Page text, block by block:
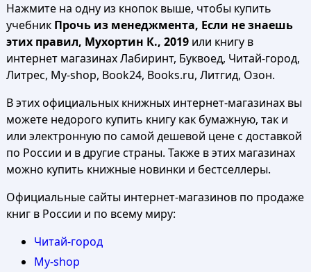
Нажмите на одну из кнопок выше, чтобы купить
учебник Прочь из менеджмента, Если не знаешь
этих правил, Мухортин К., 2019или книгу в
интернет магазинах Лабиринт, Буквоед, Читай-город,
Литрес, My-shop, Book24, Books.ru, Литгид, Озон.
В этих официальных книжных интернет-магазинах вы
можете недорого купить книгу как бумажную, так и
или электронную по самой дешевой цене с доставкой
по России и в другие страны. Также в этих магазинах
можно купить книжные новинки и бестселлеры.
Официальные сайты интернет-магазинов по продаже
книг в России и по всему миру:
Читай-город
My-shop